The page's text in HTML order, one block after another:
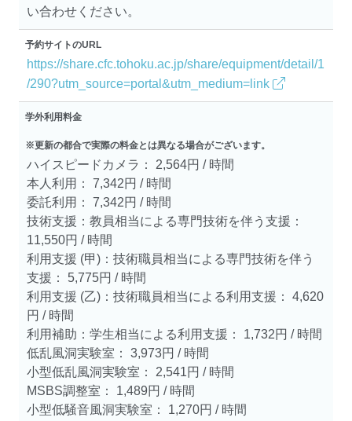
い合わせください。
予約サイトのURL
https://share.cfc.tohoku.ac.jp/share/equipment/detail/1
/290?utm_source=portal&utm_medium=link
学外利用料金
※更新の都合で実際の料金とは異なる場合がございます。
ハイスピードカメラ： 2,564円 / 時間
本人利用： 7,342円 / 時間
委託利用： 7,342円 / 時間
技術支援：教員相当による専門技術を伴う支援：
11,550円 / 時間
利用支援 (甲)：技術職員相当による専門技術を伴う
支援： 5,775円 / 時間
利用支援 (乙)：技術職員相当による利用支援： 4,620
円 / 時間
利用補助：学生相当による利用支援： 1,732円 / 時間
低乱風洞実験室： 3,973円 / 時間
小型低乱風洞実験室： 2,541円 / 時間
MSBS調整室： 1,489円 / 時間
小型低騒音風洞実験室： 1,270円 / 時間